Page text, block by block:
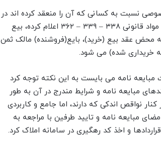
مدنی قراردادهای خصوصی نسبت به کسانی که آن را منعقد کرده اند در
صورتی که مخالف صریح قانون نباشد، نافذ است و همانطور که مواد قانونی ۳۳۸ – ۳۳۹ – ۳۶۲ اعلام کرده، بیع
عقد بیع (خرید)، بایع(فروشنده) مالک ثمن
خریداری شده) می شود.
نامه می بایست به این نکته توجه کرد
مبایعه نامه و شرایط مندرج در آن به طور
نواقص اندکی که دارند، اما جامع و کاربردی
مبایعه نامه و تایید طرفین با مراجعه به
و اخذ کد رهگیری در سامانه املاک کرد.